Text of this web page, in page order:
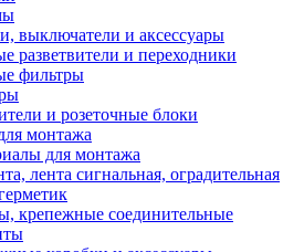
выключатели и аксессуары
разветвители и переходники
фильтры
и розеточные блоки
монтажа
для монтажа
лента сигнальная, оградительная
крепежные соединительные